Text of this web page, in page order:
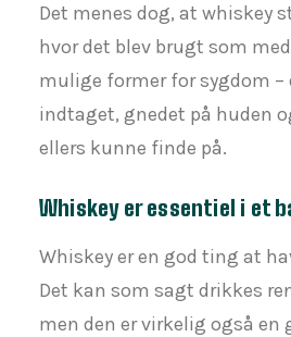
Det menes dog, at whiskey
hvor det blev brugt som
mulige former for sygdom –
indtaget, gnedet på huden
ellers kunne finde på.
Whiskey er essentiel i et
Whiskey er en god ting at
Det kan som sagt drikkes
men den er virkelig også en